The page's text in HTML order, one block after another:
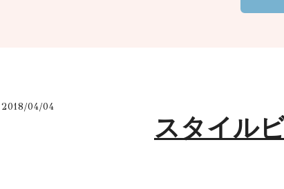
2018/04/04
スタイル